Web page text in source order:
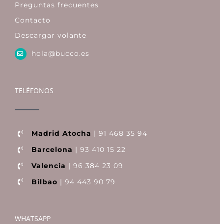
Preguntas frecuentes
Contacto
Descargar volante
hola@bucco.es
TELÉFONOS
Madrid Atocha | 91 468 35 94
Barcelona | 93 410 15 22
Valencia | 96 384 23 09
Bilbao | 94 443 90 79
WHATSAPP